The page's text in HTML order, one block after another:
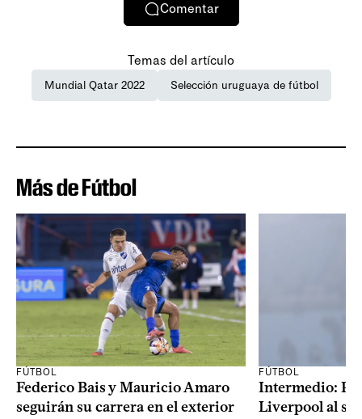
Comentar
Temas del artículo
Mundial Qatar 2022 Selección uruguaya de fútbol
Más de Fútbol
FÚTBOL
Federico Bais y Mauricio Amaro
seguirán su carrera en el exterior
FÚTBOL
Intermedio:
Liverpool al